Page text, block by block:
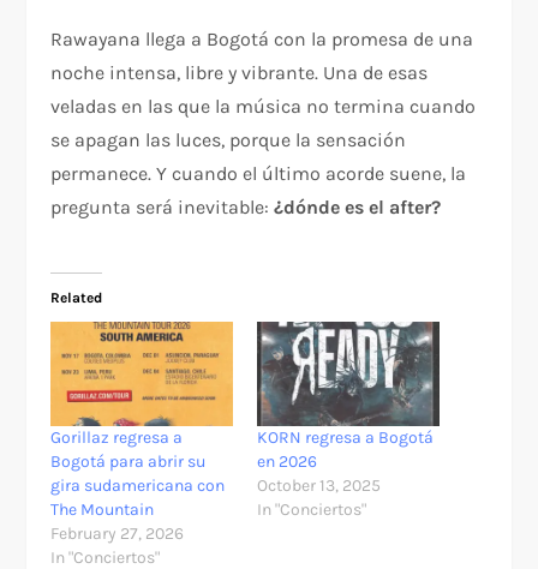
Rawayana llega a Bogotá con la promesa de una
noche intensa, libre y vibrante. Una de esas
veladas en las que la música no termina cuando
se apagan las luces, porque la sensación
permanece. Y cuando el último acorde suene, la
pregunta será inevitable:¿dónde es el after?
Related
Gorillaz regresa a
Bogotá para abrir su
gira sudamericana con
The Mountain
February 27, 2026
In "Conciertos"
KORN regresa a Bogotá
en 2026
October 13, 2025
In "Conciertos"